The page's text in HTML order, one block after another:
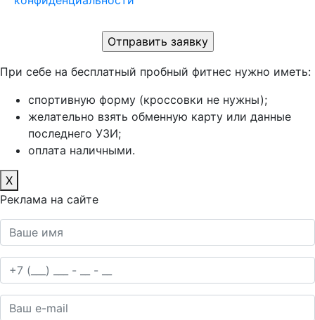
При себе на бесплатный пробный фитнес нужно иметь:
спортивную форму (кроссовки не нужны);
желательно взять обменную карту или данные
последнего УЗИ;
оплата наличными.
X
Реклама на сайте